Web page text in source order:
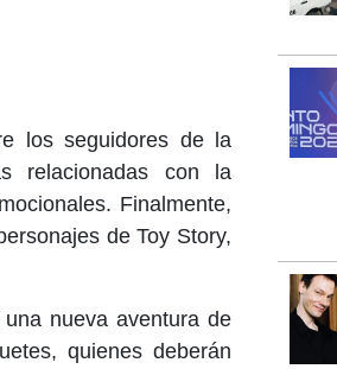
los seguidores de la
relacionadas con la
Finalmente,
de Toy Story,
nueva aventura de
quienes deberán